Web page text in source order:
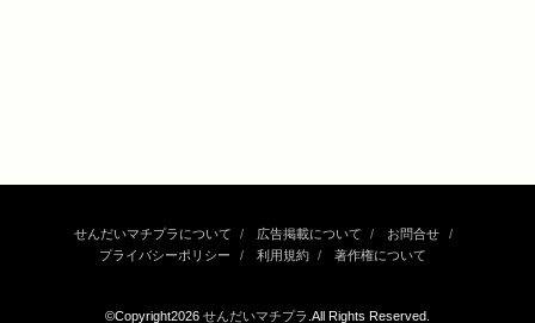
せんだいマチプラについて 広告掲載について
お問合せ
プライバシーポリシー
利用規約 著作権について
©Copyright2026 せんだいマチプラ .All Rights Reserved.